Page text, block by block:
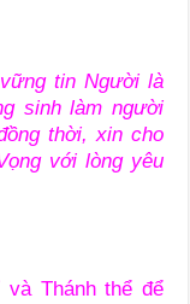
tin Người là
sinh làm người
thời, xin cho
với lòng yêu
Thánh thể để